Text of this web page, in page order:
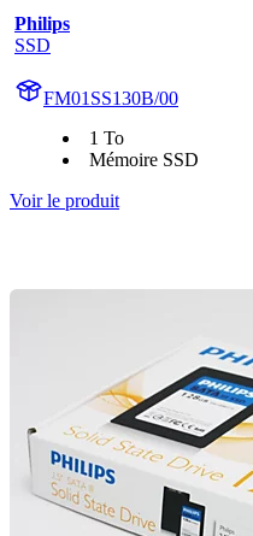
Philips
SSD
FM01SS130B/00
1 To
Mémoire SSD
Voir le produit